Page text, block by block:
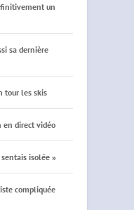
un
sa dernière
tour les skis
en direct vidéo
isolée »
compliquée